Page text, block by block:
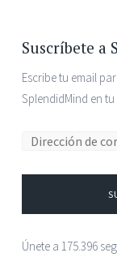
Suscríbete a
Escribe tu email
SplendidMind en
Dirección de
Únete a 175.396